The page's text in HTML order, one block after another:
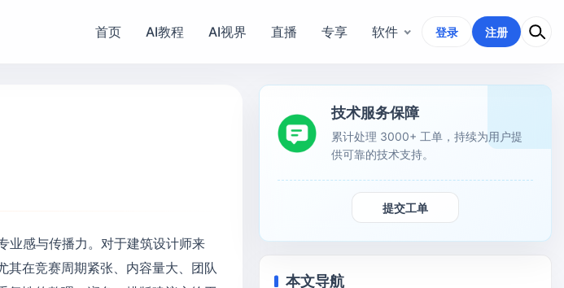
首页 AI教程 AI视界 直播 专享 软件 登录 注册
业感与传播力。对于建筑设计师来
其在竞赛周期紧张、内容量大、团队
技术服务保障
累计处理 3000+ 工单，持续为用户提
供可靠的技术支持。
提交工单
本文导航